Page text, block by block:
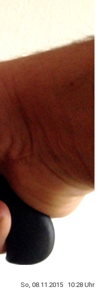
So, 08.11.2015 10:28 Uhr